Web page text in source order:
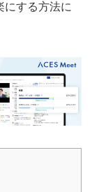
にする方法に